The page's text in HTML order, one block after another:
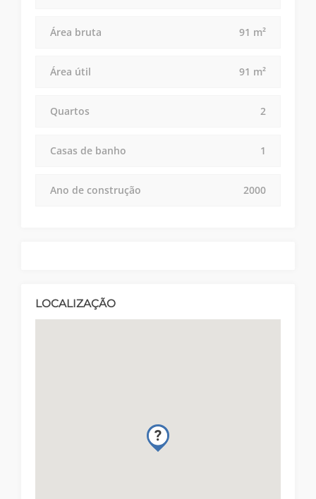
Área bruta 91 m²
Área útil 91 m²
Quartos 2
Casas de banho 1
Ano de construção 2000
LOCALIZAÇÃO